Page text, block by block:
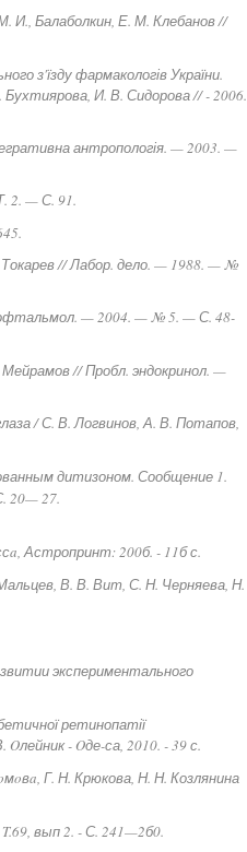
И., Балаболкин, Е. М. Клебанов //
з'їзду фармакологів України.
И. В. Сидорова // - 2006.
антропологія. — 2003. —
2. — С. 91.
// Лабор. дело. — 1988. — №
офтальмол. — 2004. — № 5. — С. 48-
// Пробл. эндокринол. —
/ С. В. Логвинов, А. В. Потапов,
дитизоном. Сообщение 1.
20— 27.
Астропринт: 200б. - 11б с.
В. В. Вит, С. Н. Черняева, Н.
экспериментального
ретинопатії
- Oде-са, 2010. - 39 с.
Г. Н. Крюкова, Н. Н. Козлянина
вып 2. - С. 241—2б0.